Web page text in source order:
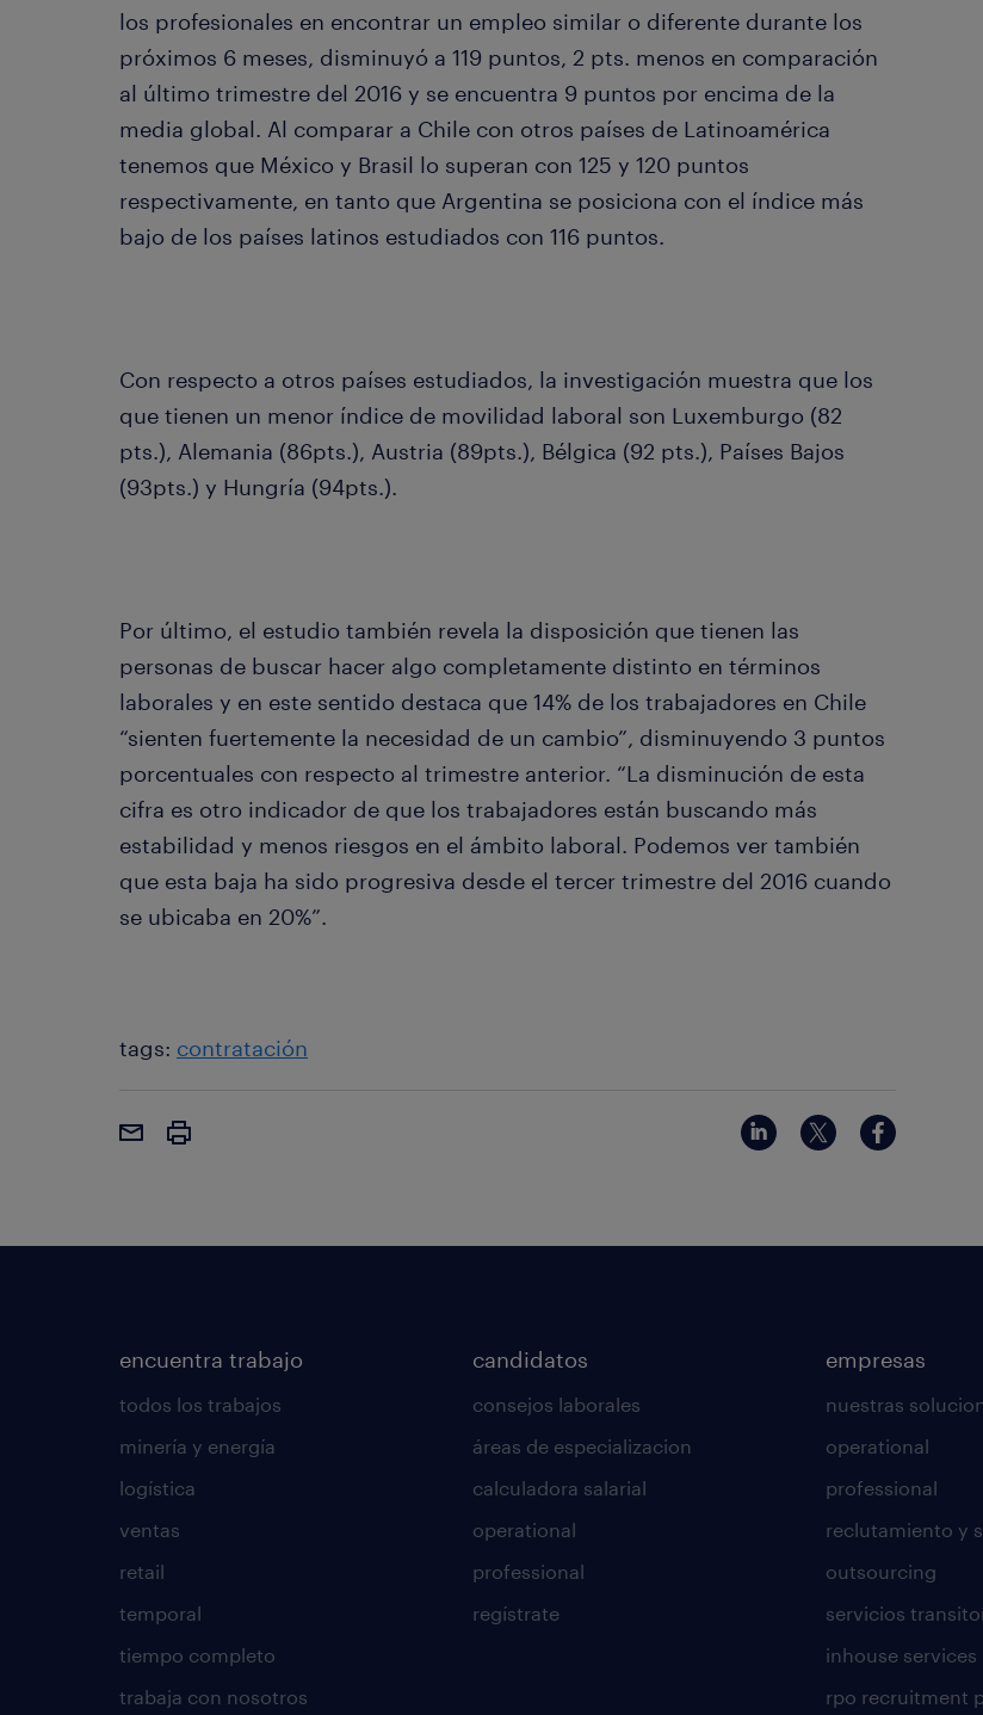
los profesionales en encontrar un empleo similar o diferente durante los
próximos 6 meses, disminuyó a 119 puntos, 2 pts. menos en comparación
al último trimestre del 2016 y se encuentra 9 puntos por encima de la
media global. Al comparar a Chile con otros países de Latinoamérica
tenemos que México y Brasil lo superan con 125 y 120 puntos
respectivamente, en tanto que Argentina se posiciona con el índice más
bajo de los países latinos estudiados con 116 puntos.
Con respecto a otros países estudiados, la investigación muestra que los
que tienen un menor índice de movilidad laboral son Luxemburgo (82
pts.), Alemania (86pts.), Austria (89pts.), Bélgica (92 pts.), Países Bajos
(93pts.) y Hungría (94pts.).
Por último, el estudio también revela la disposición que tienen las
personas de buscar hacer algo completamente distinto en términos
laborales y en este sentido destaca que 14% de los trabajadores en Chile
“sienten fuertemente la necesidad de un cambio”, disminuyendo 3 puntos
porcentuales con respecto al trimestre anterior. “La disminución de esta
cifra es otro indicador de que los trabajadores están buscando más
estabilidad y menos riesgos en el ámbito laboral. Podemos ver también
que esta baja ha sido progresiva desde el tercer trimestre del 2016 cuando
se ubicaba en 20%”.
tags: contratación
encuentra trabajo
todos los trabajos
minería y energía
logística
ventas
retail
temporal
tiempo completo
trabaja con nosotros
candidatos
consejos laborales
áreas de especializacion
calculadora salarial
operational
professional
regístrate
empresas
nuestras
operational
professional
reclutamiento y
outsourcing
servicios
inhouse services
rpo recruitment